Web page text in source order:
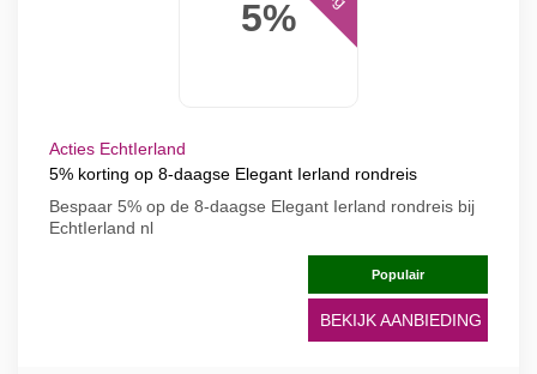
5%
Acties EchtIerland
5% korting op 8-daagse Elegant Ierland rondreis
Bespaar 5% op de 8-daagse Elegant Ierland rondreis bij
EchtIerland nl
Populair
BEKIJK AANBIEDING